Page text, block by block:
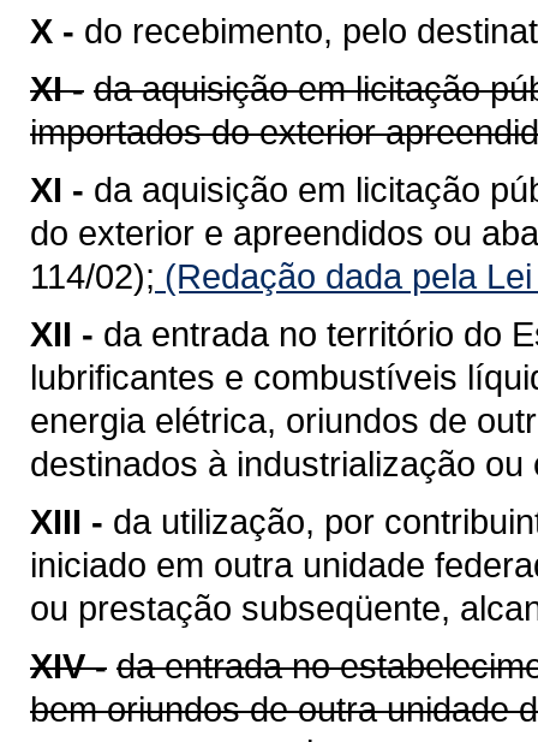
X - do recebimento, pelo
XI - da aquisição em licitação
importados do exterior
XI - da aquisição em licitação
do exterior e apreendidos ou
114/02); (Redação dada pela
XII - da entrada no território do
lubrificantes e combustíveis
energia elétrica, oriundos de
destinados à industrialização
XIII - da utilização, por
iniciado em outra unidade
ou prestação subseqüente,
XIV - da entrada no
bem oriundos de outra unidade